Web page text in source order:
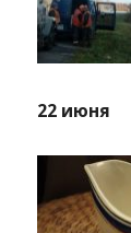
22 июня